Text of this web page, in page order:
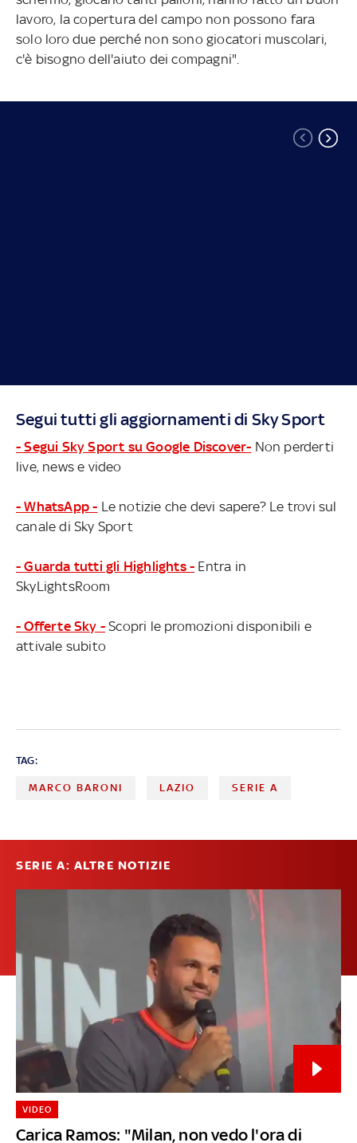
lavoro, la copertura del campo non possono fara
solo loro due perché non sono giocatori muscolari,
c'è bisogno dell'aiuto dei compagni".
Segui tutti gli aggiornamenti di Sky Sport
- Segui Sky Sport su Google Discover- Non perderti
live, news e video
- WhatsApp - Le notizie che devi sapere? Le trovi sul
canale di Sky Sport
- Guarda tutti gli Highlights - Entra in
SkyLightsRoom
- Offerte Sky - Scopri le promozioni disponibili e
attivale subito
TAG:
MARCO BARONI LAZIO SERIE A
SERIE A: ALTRE NOTIZIE
Carica Ramos: "Milan, non vedo l'ora di
VIDEO